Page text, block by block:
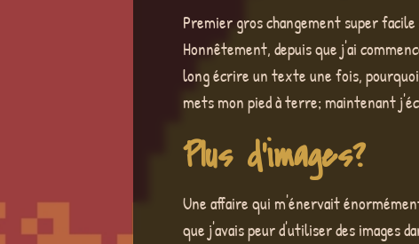
Premier gros changement super
Honnêtement, depuis que j'ai
long écrire un texte une fois,
mets mon pied à terre; maintenant
Plus d'images?
Une affaire qui m'énervait
que j'avais peur d'utiliser des images